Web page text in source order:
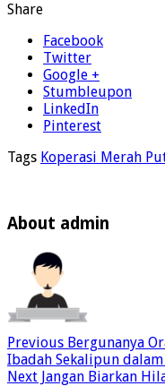
Share
Facebook
Twitter
Google +
Stumbleupon
LinkedIn
Pinterest
Tags Koperasi Merah
About admin
Previous Bergunanya
Ibadah Sekalipun
Next Jangan Biarkan